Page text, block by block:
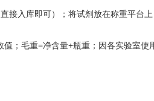
入库即可）；将试剂放在称重平台
毛重=净含量+瓶重；因各实验室使